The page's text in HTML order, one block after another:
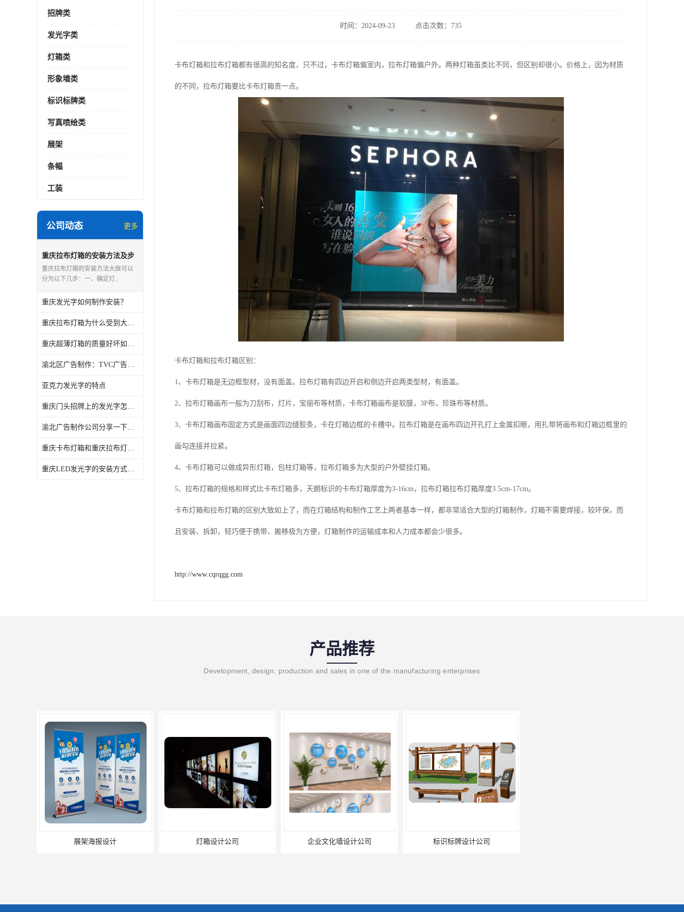
招牌类
发光字类
灯箱类
形象墙类
标识标牌类
写真喷绘类
展架
条幅
工装
公司动态 更多
重庆拉布灯箱的安装方法及步
骤
重庆拉布灯箱的安装方法大致可以
分为以下几步：一、确定灯..
重庆发光字如何制作安装？
重庆拉布灯箱为什么受到大家的青睐呢？
重庆超薄灯箱的质量好坏如何辨别?
渝北区广告制作：TVC广告拍摄流程是怎么样的？
亚克力发光字的特点
重庆门头招牌上的发光字怎么做呢？
渝北广告制作公司分享一下：各种广告设计与制作时要掌握的要点
重庆卡布灯箱和重庆拉布灯箱有什么区别？
重庆LED发光字的安装方式和注意事项
时间：2024-09-23 点击次数：735
卡布灯箱和拉布灯箱都有很高的知名度，只不过，卡布灯箱偏室内，拉布灯箱偏户外。两种灯箱虽类比不同，但区别却很小。价格上，因为材质
的不同，拉布灯箱要比卡布灯箱贵一点。
卡布灯箱和拉布灯箱区别：
1、卡布灯箱是无边框型材，没有面盖。拉布灯箱有四边开启和侧边开启两类型材，有面盖。
2、拉布灯箱画布一般为刀刮布，灯片，宝丽布等材质，卡布灯箱画布是软膜，3P布，珍珠布等材质。
3、卡布灯箱画布固定方式是画面四边缝胶条，卡在灯箱边框的卡槽中。拉布灯箱是在画布四边开孔打上金属扣眼，用扎带将画布和灯箱边框里的
画勾连接并拉紧。
4、卡布灯箱可以做成异形灯箱，包柱灯箱等，拉布灯箱多为大型的户外壁挂灯箱。
5、拉布灯箱的规格和样式比卡布灯箱多，天朗标识的卡布灯箱厚度为3-16cm，拉布灯箱拉布灯箱厚度3.5cm-17cm。
卡布灯箱和拉布灯箱的区别大致如上了，而在灯箱结构和制作工艺上两者基本一样，都非常适合大型的灯箱制作，灯箱不需要焊接，较环保，而
且安装、拆卸，轻巧便于携带、搬移极为方便，灯箱制作的运输成本和人力成本都会少很多。
http://www.cqrqgg.com
产品推荐
Development, design, production and sales in one of the manufacturing enterprises
企业文化墙设计公司 标识标牌设计公司